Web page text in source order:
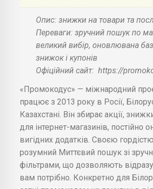
Опис: знижки на товари та
Переваги: зручний пошук по
великий вибір, оновлювана
знижок і купонів
Офіційний сайт: https://
«Промокодус» — міжнародний
працює з 2013 року в Росії,
Казахстані. Він збирає акції,
для інтернет-магазинів, постійно
вигідних додатків. Своєю
розумний Миттєвий пошук зі
фільтрами, що дозволяють
вам потрібно. Конкретно для